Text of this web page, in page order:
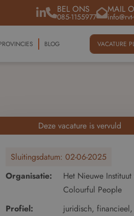
BEL ONS
085-1155977
MAIL
BLOG VACATURE
Deze vacature is vervuld
Sluitingsdatum:02-06-2025
Organisatie:
Het Nieuwe Instituut
Colourful People
Profiel:
juridisch, financieel,